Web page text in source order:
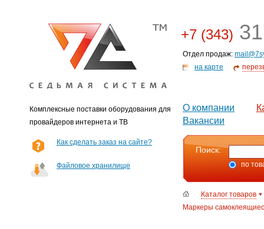
Комплексные поставки оборудования для
провайдеров интернета и ТВ
+7 (343)
Отдел продаж:
на карте
О компании
Вакансии
Как сделать заказ на сайте?
Файловое хранилище
Поиск:
по
Каталог товаров
Маркеры